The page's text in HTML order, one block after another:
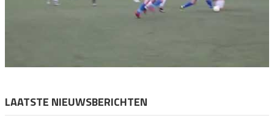
LAATSTE NIEUWSBERICHTEN